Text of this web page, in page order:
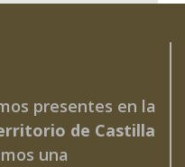
presentes en la
de Castilla
una